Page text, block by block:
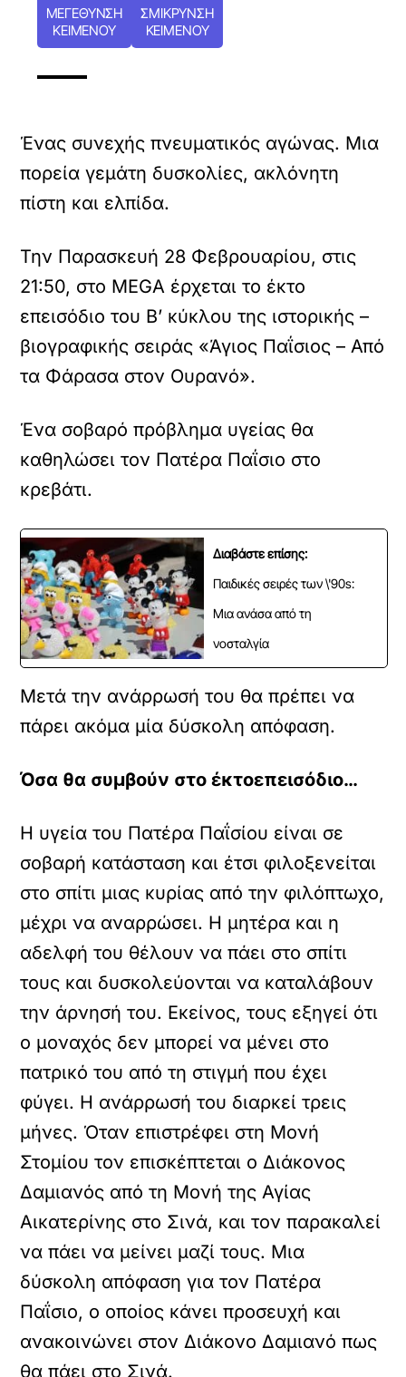
ΜΕΓΕΘΥΝΣΗ
ΚΕΙΜΕΝΟΥ
ΣΜΙΚΡΥΝΣΗ
ΚΕΙΜΕΝΟΥ
Ένας συνεχής πνευματικός αγώνας. Μια
πορεία γεμάτη δυσκολίες, ακλόνητη
πίστη και ελπίδα.
Την Παρασκευή 28 Φεβρουαρίου, στις
21:50, στο MEGA έρχεται το έκτο
επεισόδιο του Β’ κύκλου της ιστορικής –
βιογραφικής σειράς «Άγιος Παΐσιος – Από
τα Φάρασα στον Ουρανό».
Ένα σοβαρό πρόβλημα υγείας θα
καθηλώσει τον Πατέρα Παΐσιο στο
κρεβάτι.
Διαβάστε επίσης:
Παιδικές σειρές των \'90s:
Μια ανάσα από τη
νοσταλγία
Μετά την ανάρρωσή του θα πρέπει να
πάρει ακόμα μία δύσκολη απόφαση.
Όσα θα συμβούν στο έκτοεπεισόδιο…
Η υγεία του Πατέρα Παΐσίου είναι σε
σοβαρή κατάσταση και έτσι φιλοξενείται
στο σπίτι μιας κυρίας από την φιλόπτωχο,
μέχρι να αναρρώσει. Η μητέρα και η
αδελφή του θέλουν να πάει στο σπίτι
τους και δυσκολεύονται να καταλάβουν
την άρνησή του. Εκείνος, τους εξηγεί ότι
ο μοναχός δεν μπορεί να μένει στο
πατρικό του από τη στιγμή που έχει
φύγει. Η ανάρρωσή του διαρκεί τρεις
μήνες. Όταν επιστρέφει στη Μονή
Στομίου τον επισκέπτεται ο Διάκονος
Δαμιανός από τη Μονή της Αγίας
Αικατερίνης στο Σινά, και τον παρακαλεί
να πάει να μείνει μαζί τους. Μια
δύσκολη απόφαση για τον Πατέρα
Παΐσιο, ο οποίος κάνει προσευχή και
ανακοινώνει στον Διάκονο Δαμιανό πως
θα πάει στο Σινά.